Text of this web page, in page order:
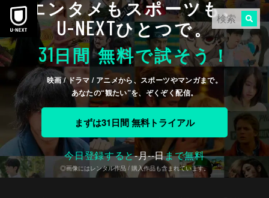
本文へスキップエンタメもスポーツも、
U-NEXTひとつで。
31日間 無料で試そう！
映画 / ドラマ / アニメから、スポーツやマンガまで。
あなたの“観たい”を、ぞくぞく配信。
まずは31日間 無料トライアル
今日登録すると-月--日まで無料
◎画像にはレンタル作品 / 購入作品も含まれています。